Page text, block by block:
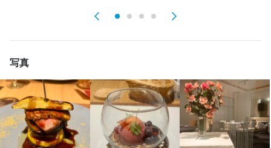
写真
ける方大歓迎です。
この仕事のおすすめポイント
将来レストランでピアノを弾いてみたい、ピアノのお仕事をした
い方、当店のお客様は年齢が様々です。接客を通して直接の感想